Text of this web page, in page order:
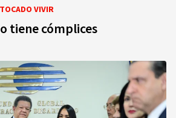
VIVIR
tiene cómplices